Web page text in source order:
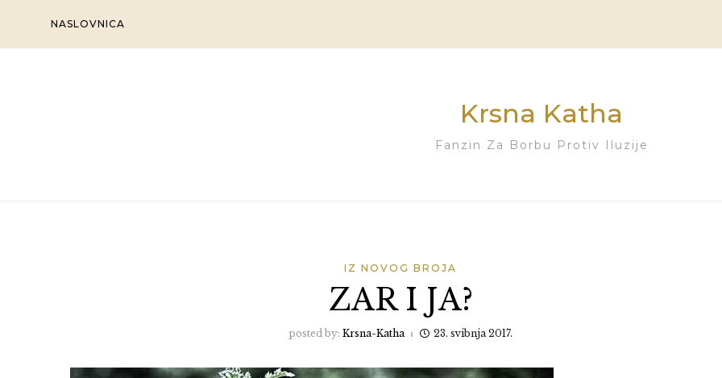
content
NASLOVNICA
Krsna Katha
Fanzin Za Borbu Protiv Iluzije
IZ NOVOG BROJA
ZAR I JA?
posted by: Krsna-Katha 23. svibnja 2017.